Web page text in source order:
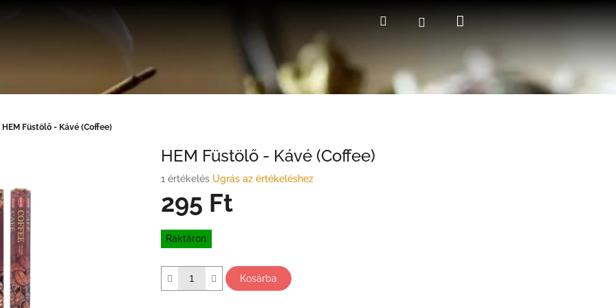
KeresésBejelentkezés
Kosár
HEM Füstölő - Kávé (Coffee)
HEM Füstölő - Kávé (Coffee)
A
átlagos
értékelése
5-
ből
csillag.
1 értékelés Ugrás az értékeléshez
295 Ft
Egységár:
Raktáron
Kosárba